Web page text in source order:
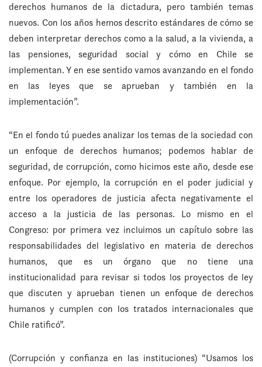
derechos humanos de la dictadura, pero también temas
nuevos. Con los años hemos descrito estándares de cómo se
deben interpretar derechos como a la salud, a la vivienda, a
las pensiones, seguridad social y cómo en Chile se
implementan. Y en ese sentido vamos avanzando en el fondo
en las leyes que se aprueban y también en la
implementación”.
“En el fondo tú puedes analizar los temas de la sociedad con
un enfoque de derechos humanos; podemos hablar de
seguridad, de corrupción, como hicimos este año, desde ese
enfoque. Por ejemplo, la corrupción en el poder judicial y
entre los operadores de justicia afecta negativamente el
acceso a la justicia de las personas. Lo mismo en el
Congreso: por primera vez incluimos un capítulo sobre las
responsabilidades del legislativo en materia de derechos
humanos, que es un órgano que no tiene una
institucionalidad para revisar si todos los proyectos de ley
que discuten y aprueban tienen un enfoque de derechos
humanos y cumplen con los tratados internacionales que
Chile ratificó”.
(Corrupción y confianza en las instituciones) “Usamos los